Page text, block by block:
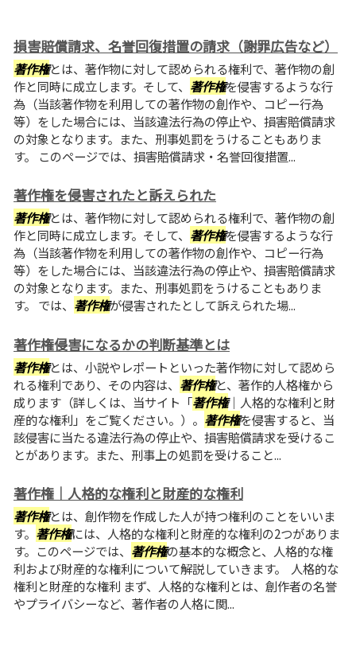
損害賠償請求、名誉回復措置の請求（謝罪広告など）
著作権とは、著作物に対して認められる権利で、著作物の創
作と同時に成立します。そして、 著作権を侵害するような行
為（当該著作物を利用しての著作物の創作や、コピー行為
等）をした場合には、当該違法行為の停止や、損害賠償請求
の対象となります。また、刑事処罰をうけることもありま
す。 このページでは、損害賠償請求・名誉回復措置...
著作権を侵害されたと訴えられた
著作権とは、著作物に対して認められる権利で、著作物の創
作と同時に成立します。そして、 著作権を侵害するような行
為（当該著作物を利用しての著作物の創作や、コピー行為
等）をした場合には、当該違法行為の停止や、損害賠償請求
の対象となります。また、刑事処罰をうけることもありま
す。 では、 著作権が侵害されたとして訴えられた場...
著作権侵害になるかの判断基準とは
著作権とは、小説やレポートといった著作物に対して認めら
れる権利であり、その内容は、 著作権と、著作的人格権から
成ります（詳しくは、当サイト「著作権｜人格的な権利と財
産的な権利」をご覧ください。）。 著作権を侵害すると、当
該侵害に当たる違法行為の停止や、損害賠償請求を受けるこ
とがあります。また、刑事上の処罰を受けること...
著作権｜人格的な権利と財産的な権利
著作権とは、創作物を作成した人が持つ権利のことをいいま
す。 著作権には、人格的な権利と財産的な権利の2つがありま
す。このページでは、 著作権の基本的な概念と、人格的な権
利および財産的な権利について解説していきます。 人格的な
権利と財産的な権利 まず、人格的な権利とは、創作者の名誉
やプライバシーなど、著作者の人格に関...